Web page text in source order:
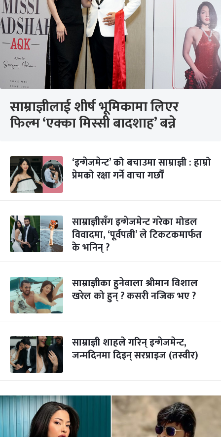
साम्राज्ञीलाई शीर्ष भूमिकामा लिएर
फिल्म ‘एक्का मिस्सी बादशाह’ बन्ने
‘इन्गेजमेन्ट’ को बचाउमा साम्राज्ञी : हाम्रो
प्रेमको रक्षा गर्ने वाचा गर्छौं
साम्राज्ञीसँग इन्गेजमेन्ट गरेका मोडल
विवादमा, ‘पूर्वपत्नी’ ले टिकटकमार्फत
के भनिन् ?
साम्राज्ञीका हुनेवाला श्रीमान विशाल
खरेल को हुन् ? कसरी नजिक भए ?
साम्राज्ञी शाहले गरिन् इन्गेजमेन्ट,
जन्मदिनमा दिइन् सरप्राइज (तस्वीर)